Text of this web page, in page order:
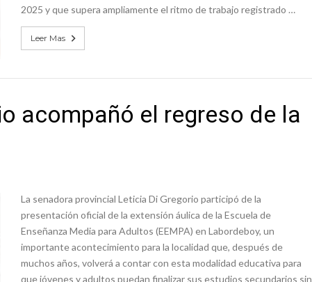
2025 y que supera ampliamente el ritmo de trabajo registrado …
Leer Mas
acompañó el regreso de la
La senadora provincial Leticia Di Gregorio participó de la
presentación oficial de la extensión áulica de la Escuela de
Enseñanza Media para Adultos (EEMPA) en Labordeboy, un
importante acontecimiento para la localidad que, después de
muchos años, volverá a contar con esta modalidad educativa para
que jóvenes y adultos puedan finalizar sus estudios secundarios sin